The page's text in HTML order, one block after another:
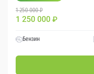
1 250 000 ₽
1 250 000 ₽
Бензин